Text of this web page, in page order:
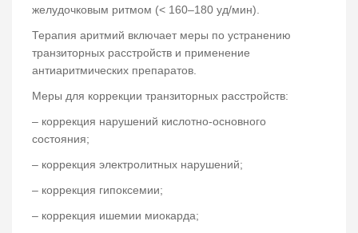
желудочковым ритмом (˂ 160–180 уд/мин).
Терапия аритмий включает меры по устранению
транзиторных расстройств и применение
антиаритмических препаратов.
Меры для коррекции транзиторных расстройств:
– коррекция нарушений кислотно-основного
состояния;
– коррекция электролитных нарушений;
– коррекция гипоксемии;
– коррекция ишемии миокарда;